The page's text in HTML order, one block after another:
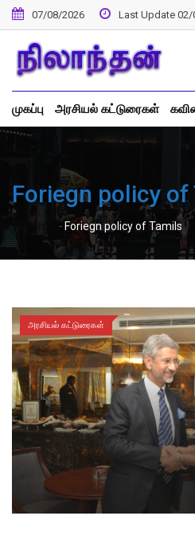
Skip
to
content
07/08/2026 Last Update 02/
முகப்பு அரசியல் கட்டுரைகள்
Foriegn policy of
- Foriegn policy of Tamils
அரசியல் கட்டுரைகள்